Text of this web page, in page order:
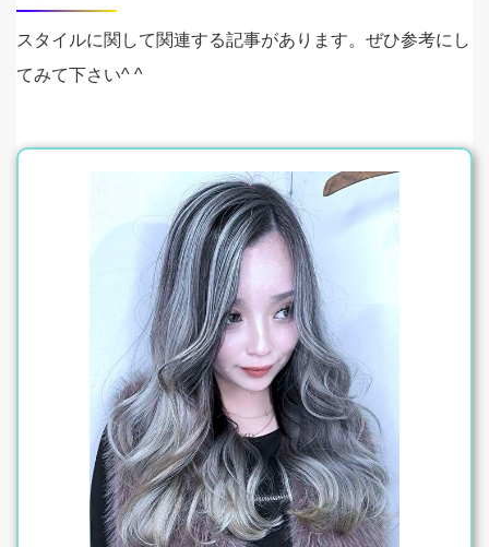
スタイルに関して関連する記事があります。ぜひ参考にし
てみて下さい^ ^